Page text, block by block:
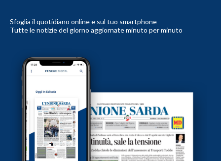
Sfoglia il quotidiano online e sul tuo smartphone
Tutte le notizie del giorno aggiornate minuto per minuto